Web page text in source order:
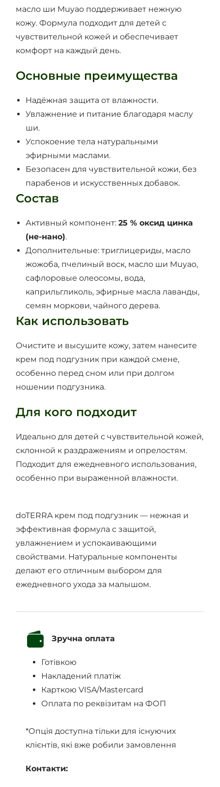
масло ши Muyao поддерживает нежную
кожу. Формула подходит для детей с
чувствительной кожей и обеспечивает
комфорт на каждый день.
Основные преимущества
Надёжная защита от влажности.
Увлажнение и питание благодаря маслу
ши.
Успокоение тела натуральными
эфирными маслами.
Безопасен для чувствительной кожи, без
парабенов и искусственных добавок.
Состав
Активный компонент:25 % оксид цинка
(не-нано).
Дополнительные: триглицериды, масло
жожоба, пчелиный воск, масло ши Muyao,
сафлоровые олеосомы, вода,
каприльгликоль, эфирные масла лаванды,
семян моркови, чайного дерева.
Как использовать
Очистите и высушите кожу, затем нанесите
крем под подгузник при каждой смене,
особенно перед сном или при долгом
ношении подгузника.
Для кого подходит
Идеально для детей с чувствительной кожей,
склонной к раздражениям и опрелостям.
Подходит для ежедневного использования,
особенно при выраженной влажности.
doTERRA крем под подгузник — нежная и
эффективная формула с защитой,
увлажнением и успокаивающими
свойствами. Натуральные компоненты
делают его отличным выбором для
ежедневного ухода за малышом.
Зручна оплата
Готівкою
Накладений платіж
Карткою VISA/Mastercard
Оплата по реквізитам на ФОП
*Опція доступна тільки для існуючих
клієнтів, які вже робили замовлення
Контакти: